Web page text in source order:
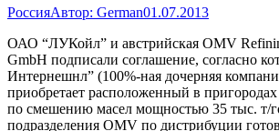
РоссияАвтор: German01.07.2013
ОАО “ЛУКойл” и австрийская OMV
GmbH подписали соглашение, согласно
Интернешнл” (100%-ная дочерняя
приобретает расположенный в
по смешению масел мощностью 35 тыс. т/
подразделения OMV по дистрибуции